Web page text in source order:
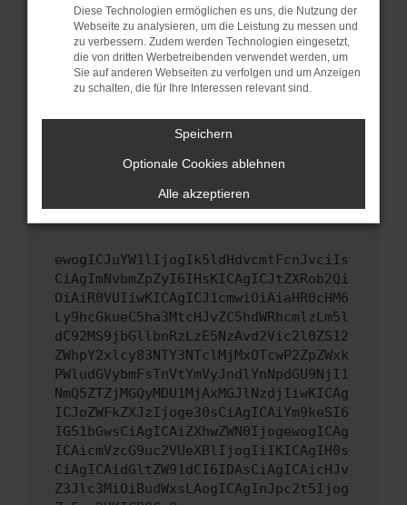
sind.
Veraltete Software birgt nicht nur ein
Sicherheitsrisiko, sondern kann auch dazu
führen, dass bestimmte Funktionen nicht mehr
unterstützt werden.
Wende dich an den Webseitenbetreiber.
Wenn du alle oben genannten Schritte versucht
hast, kontaktiere uns bitte. Wir werden
versuchen, das Problem zu beheben. Du kannst
uns diesen Text schicken, um uns bei der
ewogICJuYW1lIjogIk5ldHdvcmtFcnJvciIs
CiAgImNvbmZpZyI6IHsKICAgICJtZXRob2Qi
OiAiR0VUIiwKICAgICJ1cmwiOiAiaHR0cHM6
Ly9hcGkueC5ha3MtcHJvZC5hdWRhcmlzLm5l
dC92MS9jbGllbnRzLzE5NzAvd2Vic2l0ZS12
ZWhpY2xlcy83NTY3NTclMjMxOTcwP2ZpZWxk
PWludGVybmFsTnVtYmVyJndlYnNpdGU9NjI1
NmQ5ZTZjMGQyMDU1MjAxMGJlNzdjIiwKICAg
ICJoZWFkZXJzIjoge30sCiAgICAiYm9keSI6
IG51bGwsCiAgICAiZXhwZWN0IjogewogICAg
ICAicmVzcG9uc2VUeXBlIjogIiIKICAgIH0s
CiAgICAidGltZW91dCI6IDAsCiAgICAicHJv
Z3Jlc3MiOiBudWxsLAogICAgInJpc2t5Ijog
Diese Technologien ermöglichen es uns, die Nutzung der
Webseite zu analysieren, um die Leistung zu messen und
zu verbessern. Zudem werden Technologien eingesetzt,
die von dritten Werbetreibenden verwendet werden, um
Sie auf anderen Webseiten zu verfolgen und um Anzeigen
zu schalten, die für Ihre Interessen relevant sind.
Speichern
Optionale Cookies ablehnen
Alle akzeptieren